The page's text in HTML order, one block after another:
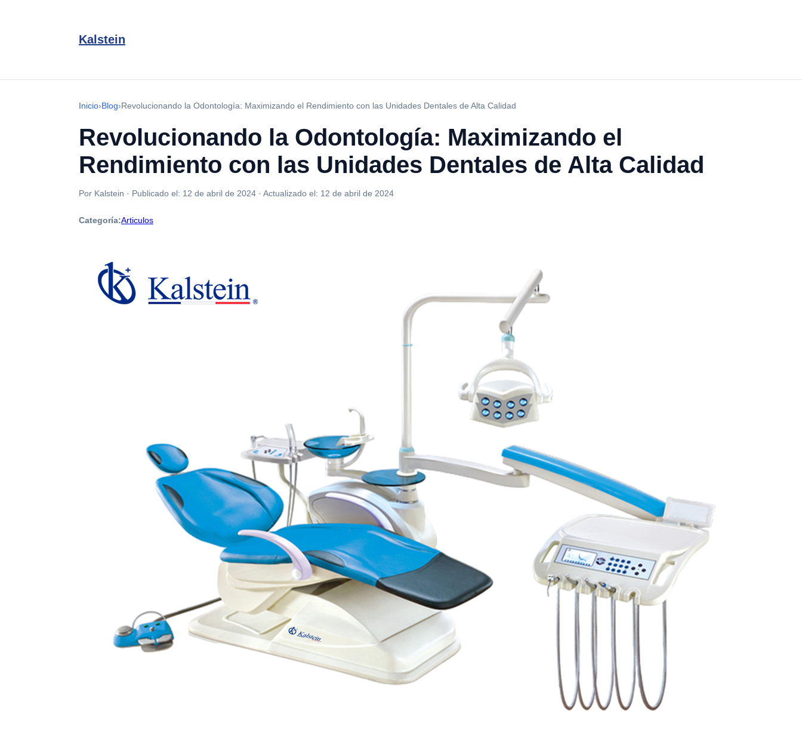
Kalstein
Inicio›Blog›Revolucionando la Odontología: Maximizando el Rendimiento con las Unidades Dentales de Alta Calidad
Revolucionando la Odontología: Maximizando el
Rendimiento con las Unidades Dentales de Alta Calidad
Por Kalstein · Publicado el: 12 de abril de 2024 · Actualizado el: 12 de abril de 2024
Categoría:Articulos